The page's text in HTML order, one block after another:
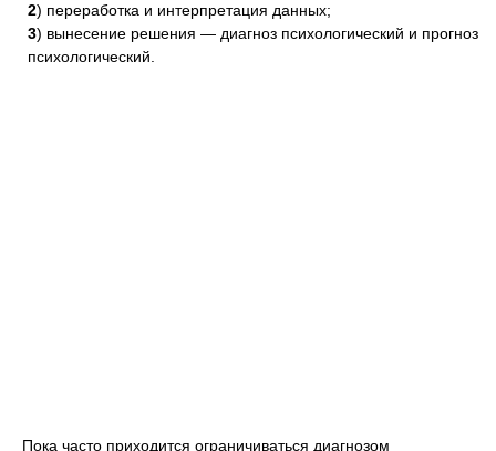
2) переработка и интерпретация данных;
3) вынесение решения — диагноз психологический и прогноз
психологический.
Пока часто приходится ограничиваться диагнозом